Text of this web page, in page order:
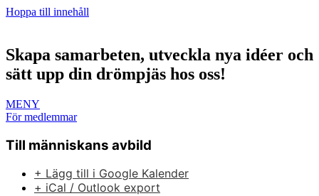
Hoppa till innehåll
Skapa samarbeten, utveckla nya idéer och
sätt upp din drömpjäs hos oss!
MENY
För medlemmar
Till människans avbild
+ Lägg till i Google Kalender
+ iCal / Outlook export